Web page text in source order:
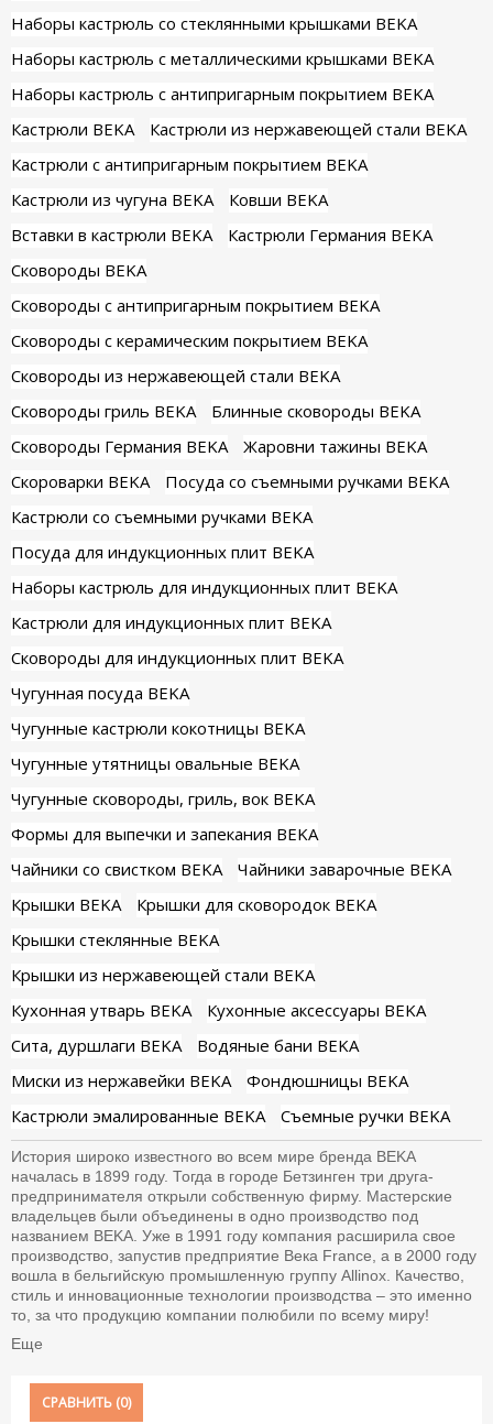
Наборы кастрюль со стеклянными крышками BEKA
Наборы кастрюль с металлическими крышками BEKA
Наборы кастрюль с антипригарным покрытием BEKA
Кастрюли BEKA
Кастрюли из нержавеющей стали BEKA
Кастрюли с антипригарным покрытием BEKA
Кастрюли из чугуна BEKA
Ковши BEKA
Вставки в кастрюли BEKA
Кастрюли Германия BEKA
Сковороды BEKA
Сковороды с антипригарным покрытием BEKA
Сковороды с керамическим покрытием BEKA
Сковороды из нержавеющей стали BEKA
Сковороды гриль BEKA
Блинные сковороды BEKA
Сковороды Германия BEKA
Жаровни тажины BEKA
Скороварки BEKA
Посуда со съемными ручками BEKA
Кастрюли со съемными ручками BEKA
Посуда для индукционных плит BEKA
Наборы кастрюль для индукционных плит BEKA
Кастрюли для индукционных плит BEKA
Сковороды для индукционных плит BEKA
Чугунная посуда BEKA
Чугунные кастрюли кокотницы BEKA
Чугунные утятницы овальные BEKA
Чугунные сковороды, гриль, вок BEKA
Формы для выпечки и запекания BEKA
Чайники со свистком BEKA
Чайники заварочные BEKA
Крышки BEKA
Крышки для сковородок BEKA
Крышки стеклянные BEKA
Крышки из нержавеющей стали BEKA
Кухонная утварь BEKA
Кухонные аксессуары BEKA
Сита, дуршлаги BEKA
Водяные бани BEKA
Миски из нержавейки BEKA
Фондюшницы BEKA
Кастрюли эмалированные BEKA
Съемные ручки BEKA
История широко известного во всем мире бренда BEKA
началась в 1899 году. Тогда в городе Бетзинген три друга-
предпринимателя открыли собственную фирму. Мастерские
владельцев были объединены в одно производство под
названием BEKA. Уже в 1991 году компания расширила свое
производство, запустив предприятие Века France, а в 2000 году
вошла в бельгийскую промышленную группу Allinox. Качество,
стиль и инновационные технологии производства – это именно
то, за что продукцию компании полюбили по всему миру!
Еще
СРАВНИТЬ (0)